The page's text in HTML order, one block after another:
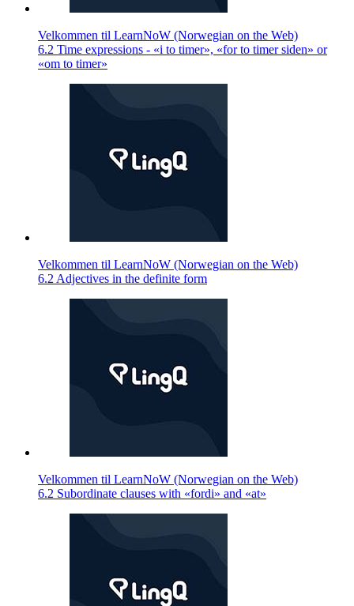
Velkommen til LearnNoW (Norwegian on the Web)
6.2 Time expressions - «i to timer», «for to timer siden» or
«om to timer»
Velkommen til LearnNoW (Norwegian on the Web)
6.2 Adjectives in the definite form
Velkommen til LearnNoW (Norwegian on the Web)
6.2 Subordinate clauses with «fordi» and «at»